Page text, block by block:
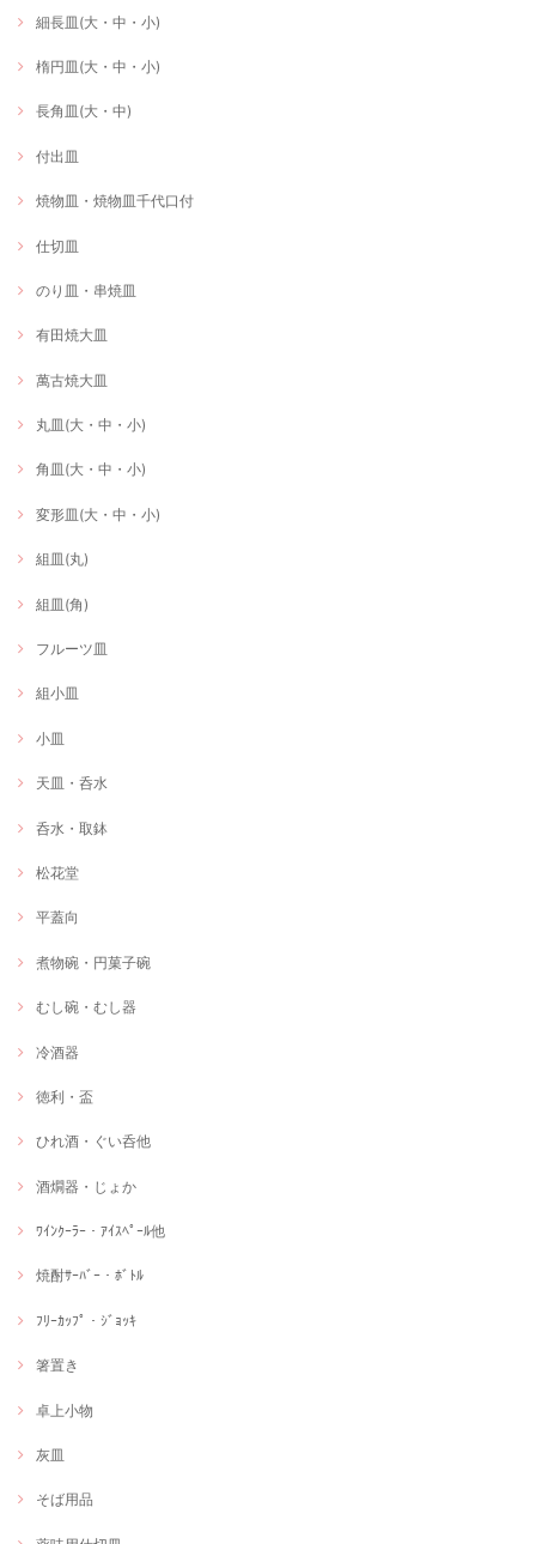
細長皿(大・中・小)
楕円皿(大・中・小)
長角皿(大・中)
付出皿
焼物皿・焼物皿千代口付
仕切皿
のり皿・串焼皿
有田焼大皿
萬古焼大皿
丸皿(大・中・小)
角皿(大・中・小)
変形皿(大・中・小)
組皿(丸)
組皿(角)
フルーツ皿
組小皿
小皿
天皿・呑水
呑水・取鉢
松花堂
平蓋向
煮物碗・円菓子碗
むし碗・むし器
冷酒器
徳利・盃
ひれ酒・ぐい呑他
酒燗器・じょか
ﾜｲﾝｸｰﾗｰ・ｱｲｽﾍﾟｰﾙ他
焼酎ｻｰﾊﾞｰ・ﾎﾞﾄﾙ
ﾌﾘｰｶｯﾌﾟ・ｼﾞｮｯｷ
箸置き
卓上小物
灰皿
そば用品